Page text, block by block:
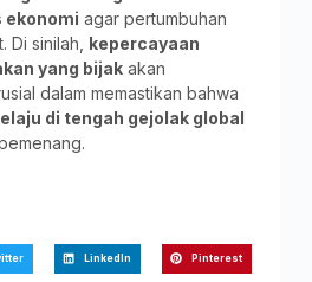
ekonomi agar pertumbuhan
Di sinilah, kepercayaan
yang bijakakan
dalam memastikan bahwa
di tengah gejolak global
LinkedIn Pinterest